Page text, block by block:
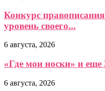
Конкурс
уровень своего...
6 августа, 2026
«Где мои носки» и
6 августа, 2026